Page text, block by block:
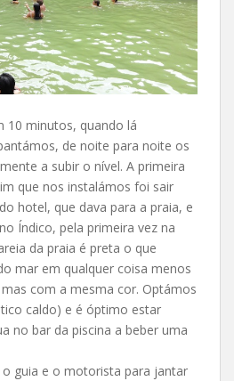
10 minutos, quando lá
de noite para noite os
a subir o nível. A primeira
que nos instalámos foi sair
hotel, que dava para a praia, e
Índico, pela primeira vez na
da praia é preta o que
mar em qualquer coisa menos
com a mesma cor. Optámos
caldo) e é óptimo estar
no bar da piscina a beber uma
guia e o motorista para jantar